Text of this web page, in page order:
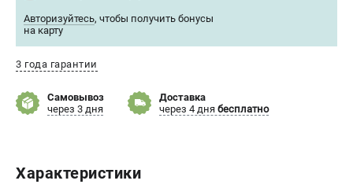
ПОДДЕРЖКА
Политика обработки персональных данных
ИНФОРМАЦИЯ
Новости
Авторизуйтесь, чтобы получить бонусы
на карту
3 года гарантии
Самовывоз
через 3 дня
Доставка
через 4 дня бесплатно
Характеристики